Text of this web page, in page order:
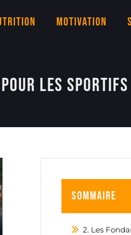
Motivation
pour les sportifs
Sommaire
2. Les